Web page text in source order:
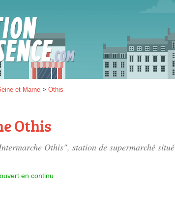
et-Marne > Othis
Othis
Othis", station de supermarché situé
ouvert en continu
Gazole :
Disponible
SP 98 :
SP 95 :
Disponible